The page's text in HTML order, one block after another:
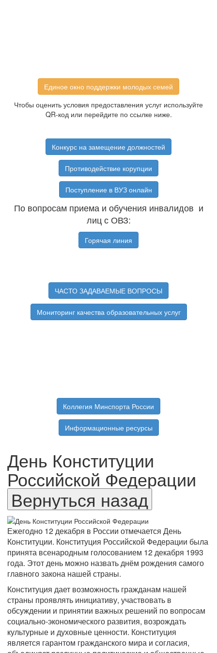
Единое окно поддержки молодых семей
Чтобы оценить условия предоставления услуг используйте
QR-код или перейдите по ссылке ниже.
Конкурс на замещение должностей
Противодействие корупции
Поступление в ВУЗ онлайн
По вопросам приема и обучения инвалидов и
лиц с ОВЗ:
Горячая линия
ЧАСТО ЗАДАВАЕМЫЕ ВОПРОСЫ
Мониторинг качества образовательных услуг
Коллегия Минспорта России
Информационные ресурсы
День Конституции
Российской Федерации
Ежегодно 12 декабря в России отмечается День
Конституции. Конституция Российской Федерации была
принята всенародным голосованием 12 декабря 1993
года. Этот день можно назвать днём рождения самого
главного закона нашей страны.
Конституция дает возможность гражданам нашей
страны проявлять инициативу, участвовать в
обсуждении и принятии важных решений по вопросам
социально-экономического развития, возрождать
культурные и духовные ценности. Конституция
является гарантом гражданского мира и согласия,